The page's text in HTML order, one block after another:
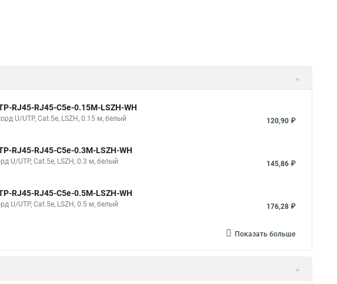
RJ45-RJ45-C5e-0.15M-LSZH-WH
U/UTP, Cat.5е, LSZH, 0.15 м, белый 120,90 ₽
RJ45-RJ45-C5e-0.3M-LSZH-WH
U/UTP, Cat.5е, LSZH, 0.3 м, белый 145,86 ₽
RJ45-RJ45-C5e-0.5M-LSZH-WH
U/UTP, Cat.5e, LSZH, 0.5 м, белый 176,28 ₽
Показать больше